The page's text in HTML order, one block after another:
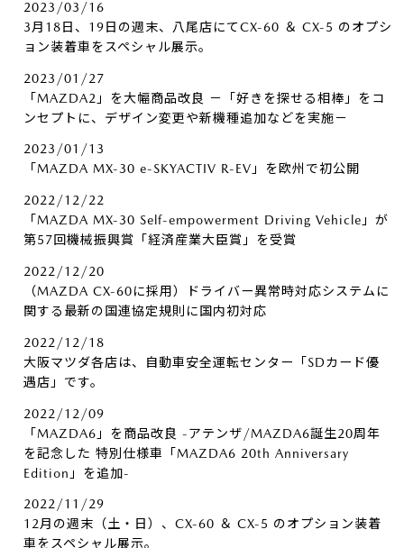
2023/03/16
3月18日、19日の週末、八尾店にてCX-60 ＆ CX-5 のオプシ
ョン装着車をスペシャル展示。
2023/01/27
「MAZDA2」を大幅商品改良 －「好きを探せる相棒」をコ
ンセプトに、デザイン変更や新機種追加などを実施－
2023/01/13
「MAZDA MX-30 e-SKYACTIV R-EV」を欧州で初公開
2022/12/22
「MAZDA MX-30 Self-empowerment Driving Vehicle」が
第57回機械振興賞「経済産業大臣賞」を受賞
2022/12/20
（MAZDA CX-60に採用）ドライバー異常時対応システムに
関する最新の国連協定規則に国内初対応
2022/12/18
大阪マツダ各店は、自動車安全運転センター「SDカード優
遇店」です。
2022/12/09
「MAZDA6」を商品改良 -アテンザ/MAZDA6誕生20周年
を記念した 特別仕様車「MAZDA6 20th Anniversary
Edition」を追加-
2022/11/29
12月の週末（土・日）、CX-60 ＆ CX-5 のオプション装着
車をスペシャル展示。